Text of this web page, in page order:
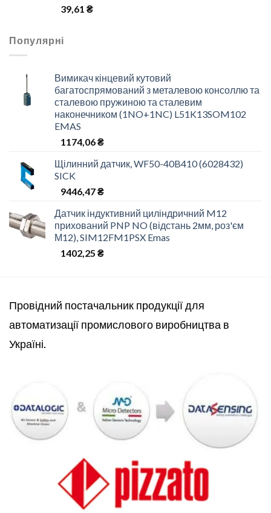
39,61 ₴
Популярні
Вимикач кінцевий кутовий
багатоспрямований з металевою консоллю та
сталевою пружиною та сталевим
наконечником (1NO+1NC) L51K13SOM102
EMAS
1174,06₴
Щілинний датчик, WF50-40B410 (6028432)
SICK
9446,47₴
Датчик індуктивний циліндричний M12
прихований PNP NO (відстань 2мм, роз'єм
М12), SIM12FM1PSX Emas
1402,25 ₴
Провідний постачальник продукції для
автоматизації промислового виробництва в
Україні.